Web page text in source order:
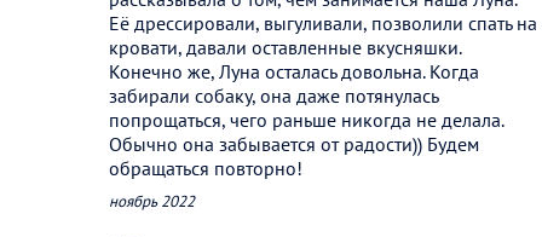
Её дрессировали, выгуливали, позволили спать на
кровати, давали оставленные вкусняшки.
Конечно же, Луна осталась довольна. Когда
забирали собаку, она даже потянулась
попрощаться, чего раньше никогда не делала.
Обычно она забывается от радости)) Будем
обращаться повторно!
ноябрь 2022